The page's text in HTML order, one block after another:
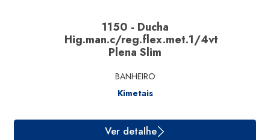
Ver detalhe
1150 - Ducha
Hig.man.c/reg.flex.met.1/4vt
Plena Slim
BANHEIRO
Kimetais